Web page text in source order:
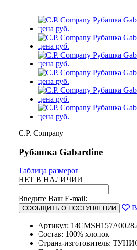
C.P. Company
Рубашка Gabardine
Таблица размеров
НЕТ В НАЛИЧИИ
Введите Ваш E-mail:
СООБЩИТЬ О ПОСТУПЛЕНИИ В
Артикул:
Состав: 100% хлопок
Страна-изготовитель: